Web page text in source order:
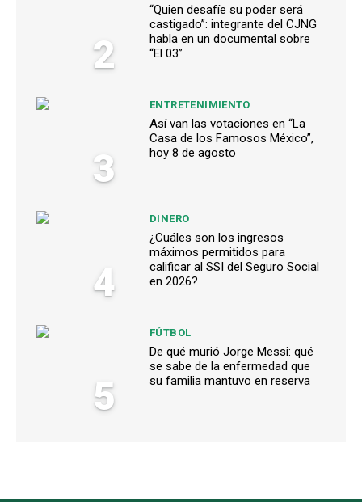
2
“Quien desafíe su poder será
castigado”: integrante del CJNG
habla en un documental sobre
“El 03”
3
ENTRETENIMIENTO
Así van las votaciones en “La
Casa de los Famosos México”,
hoy 8 de agosto
4
DINERO
¿Cuáles son los ingresos
máximos permitidos para
calificar al SSI del Seguro Social
en 2026?
5
FÚTBOL
De qué murió Jorge Messi: qué
se sabe de la enfermedad que
su familia mantuvo en reserva